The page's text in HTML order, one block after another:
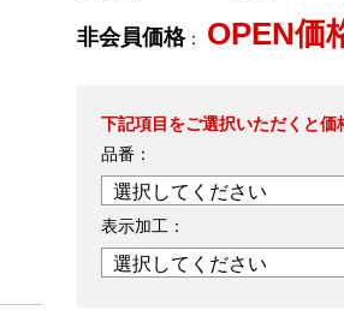
非会員価格： OPEN価
下記項目をご選択いただくと
品番：
表示加工：